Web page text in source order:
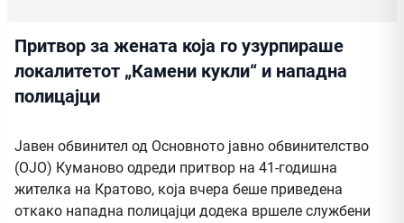
Притвор за жената која го узурпираше
локалитетот „Камени кукли“ и нападна
полицајци
Јавен обвинител од Основното јавно обвинителство
(ОЈО) Куманово одреди притвор на 41-годишна
жителка на Кратово, која вчера беше приведена
откако нападна полицајци додека вршеле службени